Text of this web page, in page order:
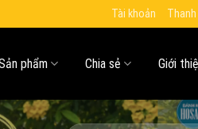
Tài khoản
phẩm Chia sẻ Giới